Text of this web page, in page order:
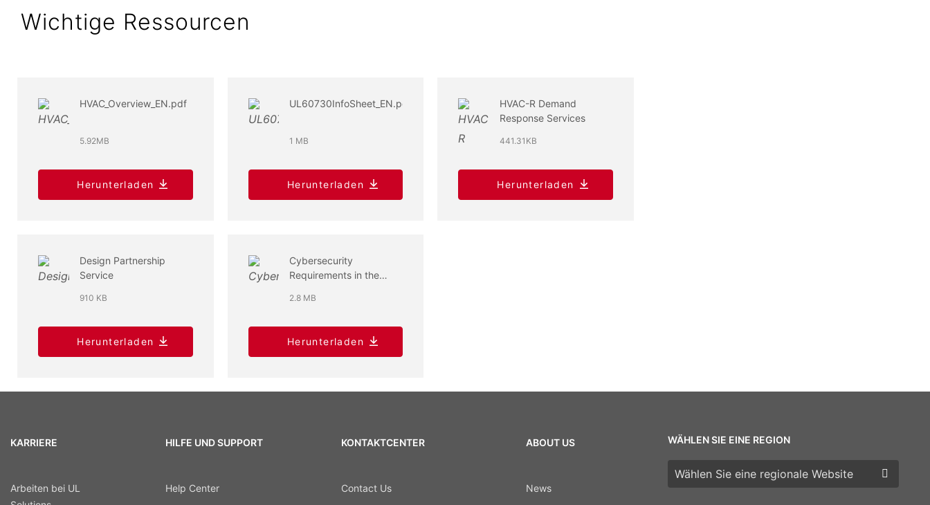
Wichtige Ressourcen
HVAC_Overview_EN.pdf
5.92MB
Herunterladen
UL60730InfoSheet_EN.pdf
1 MB
Herunterladen
HVAC-R Demand
Response Services
441.31KB
Herunterladen
Design Partnership
Service
910 KB
Herunterladen
Cybersecurity
Requirements in the
Directive
2.8 MB
Herunterladen
KARRIERE
Arbeiten bei UL
HILFE UND SUPPORT
Help Center
KONTAKTCENTER
Contact Us
ABOUT US
News
WÄHLEN SIE EINE REGION
Wählen Sie eine Region